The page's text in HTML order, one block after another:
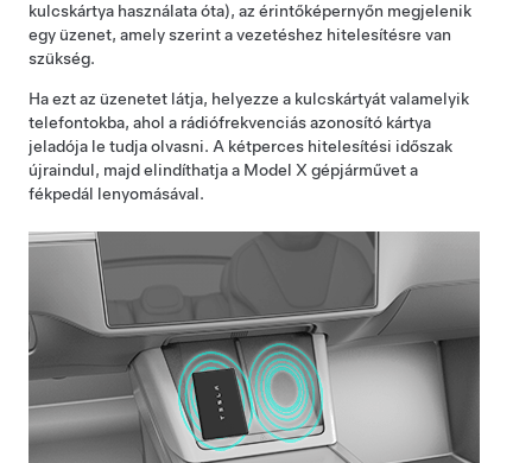
kulcskártya használata óta), az érintőképernyőn megjelenik
egy üzenet, amely szerint a vezetéshez hitelesítésre van
szükség.
Ha ezt az üzenetet látja, helyezze a kulcskártyát valamelyik
telefontokba, ahol a rádiófrekvenciás azonosító kártya
jeladója le tudja olvasni. A kétperces hitelesítési időszak
újraindul, majd elindíthatja a Model X gépjárművet a
fékpedál lenyomásával.